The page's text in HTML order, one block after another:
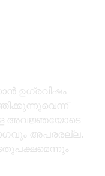
ഉഗ്രവിഷം
അവജ്ഞയോടെ
അപരരല്ല.